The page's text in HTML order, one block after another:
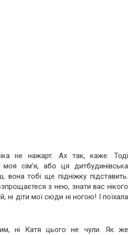
не нажарт. Ах так, каже. Тоді
сім’я, або ця дитбудинівська
вона тобі ще підніжку підставить.
з нею, знати вас нікого
ні діти мої сюди ні ногою! І поїхала
ні Катя цього не чули. Як же